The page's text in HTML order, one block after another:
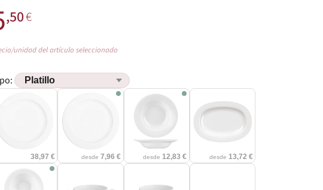
,50€
unidad del artículo seleccionado
38,97 € desde 7,96 € desde 12,83 € desde 13,72 €